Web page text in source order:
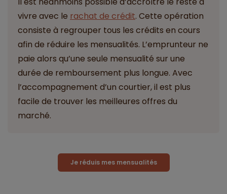
vivre avec le rachat de crédit. Cette opération
consiste à regrouper tous les crédits en cours
afin de réduire les mensualités. L’emprunteur ne
paie alors qu’une seule mensualité sur une
durée de remboursement plus longue. Avec
l’accompagnement d’un courtier, il est plus
facile de trouver les meilleures offres du
marché.
Je réduis mes mensualités